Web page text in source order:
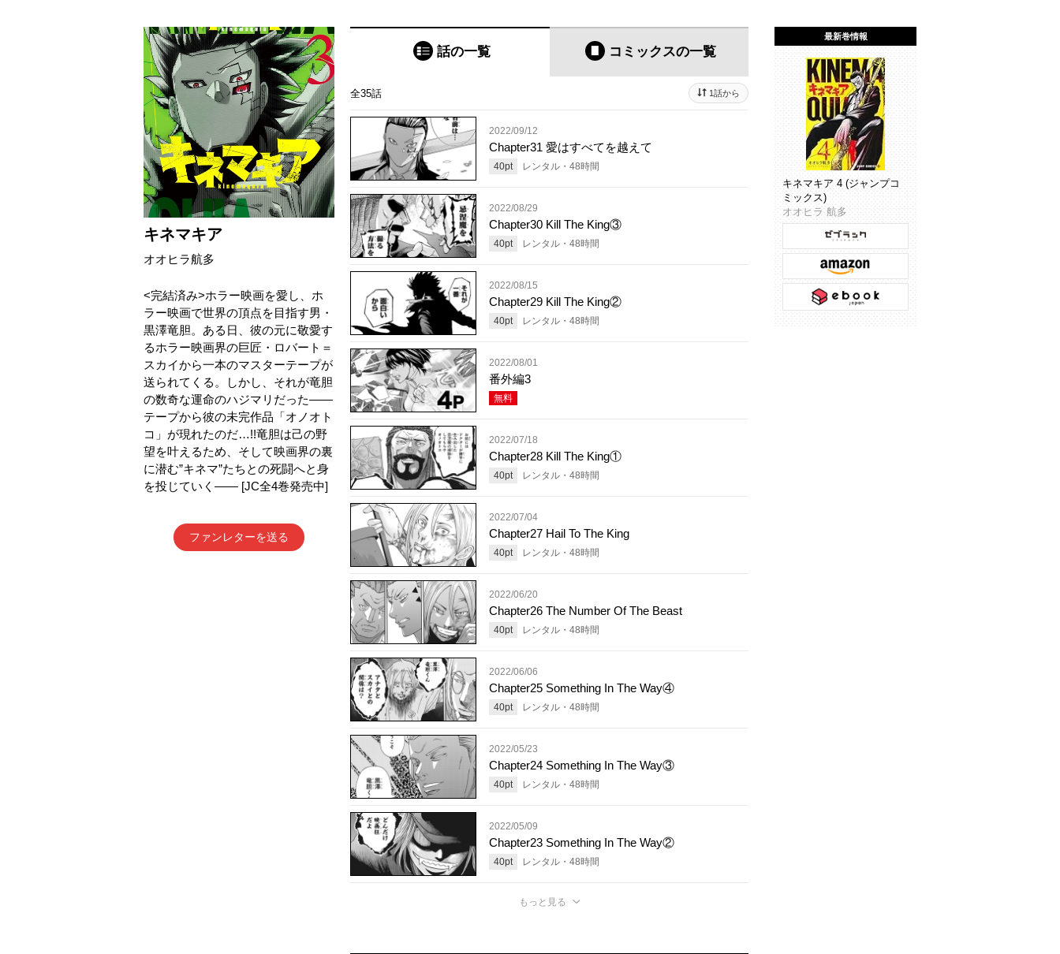
キネマキア
オオヒラ航多
<完結済み>ホラー映画を愛し、ホ
ラー映画で世界の頂点を目指す男・
黒澤竜胆。ある日、彼の元に敬愛す
るホラー映画界の巨匠・ロバート＝
スカイから一本のマスターテープが
送られてくる。しかし、それが竜胆
の数奇な運命のハジマリだった――
テープから彼の未完作品「オノオト
コ」が現れたのだ…!!竜胆は己の野
望を叶えるため、そして映画界の裏
に潜む”キネマ”たちとの死闘へと身
を投じていく―― [JC全4巻発売中]
ファンレターを送る
話の一覧 コミックスの一覧
全35話 1話から
2022/09/12
Chapter31 愛はすべてを越えて
40pt レンタル・ 48時間
2022/08/29
Chapter30 Kill The King③
40pt レンタル・ 48時間
2022/08/15
Chapter29 Kill The King②
40pt レンタル・ 48時間
2022/08/01
番外編3
無料
2022/07/18
Chapter28 Kill The King①
40pt レンタル・ 48時間
2022/07/04
Chapter27 Hail To The King
40pt レンタル・ 48時間
2022/06/20
Chapter26 The Number Of The Beast
40pt レンタル・ 48時間
2022/06/06
Chapter25 Something In The Way④
40pt レンタル・ 48時間
2022/05/23
Chapter24 Something In The Way③
40pt レンタル・ 48時間
2022/05/09
Chapter23 Something In The Way②
40pt レンタル・ 48時間
もっと見る
最新巻情報
キネマキア 4 (ジャンプコ
ミックス)
オオヒラ 航多